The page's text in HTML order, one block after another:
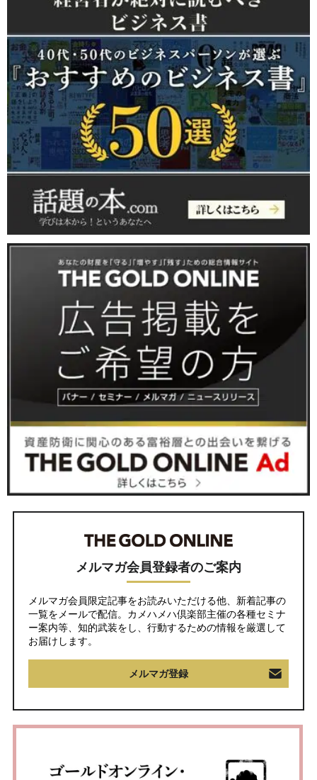
メルマガ会員登録者のご案内
メルマガ会員限定記事をお読みいただける他、新着記事の
一覧をメールで配信。カメハメハ倶楽部主催の各種セミナ
ー案内等、知的武装をし、行動するための情報を厳選して
お届けします。
メルマガ登録